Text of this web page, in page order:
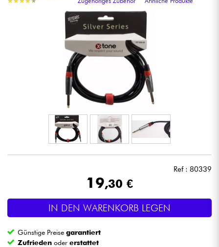
Klaviere & Piano
Synths & samplers
Kopfhörer
Mikros
Licht
Ref : 80339
19,30 €
IN DEN WARENKORB LEGEN
Günstige Preisegarantiert
Zufrieden odererstattet